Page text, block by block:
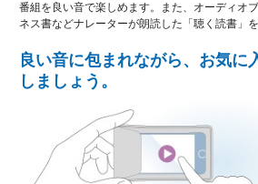
番組を良い音で楽しめます。また、オーディオ
ネス書などナレーターが朗読した「聴く読書」
良い音に包まれながら、お気に
しましょう。